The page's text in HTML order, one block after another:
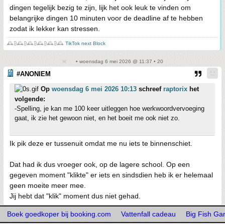
dingen tegelijk bezig te zijn, lijk het ook leuk te vinden om
belangrijke dingen 10 minuten voor de deadline af te hebben
zodat ik lekker kan stressen.
🕰️₿🕰️₿🕰️₿🕰️₿🕰️₿🕰️ TikTok next Block
• woensdag 6 mei 2026 @ 11:37 • 20
#ANONIEM
Op woensdag 6 mei 2026 10:13 schreef raptorix het
volgende:
-Spelling, je kan me 100 keer uitleggen hoe werkwoordvervoeging
gaat, ik zie het gewoon niet, en het boeit me ook niet zo.
Ik pik deze er tussenuit omdat me nu iets te binnenschiet.
Dat had ik dus vroeger ook, op de lagere school. Op een
gegeven moment "klikte" er iets en sindsdien heb ik er helemaal
geen moeite meer mee.
Jij hebt dat "klik" moment dus niet gehad.
Boek goedkoper bij booking.com Vattenfall cadeau Big Fish